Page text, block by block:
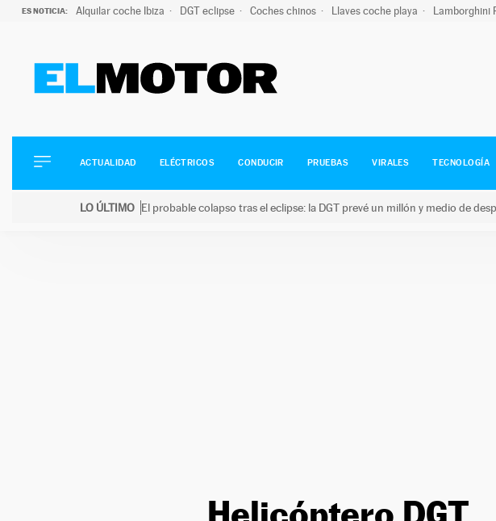
ES NOTICIA: Alquilar coche Ibiza DGT eclipse Coches chinos Llaves coche playa Lamborghini
ELÉCTRICOS
CONDUCIR
ACTUALIDAD ELÉCTRICOS CONDUCIR PRUEBAS VIRALES TECNOLOGÍA
LO ÚLTIMO El probable colapso tras el eclipse: la DGT prevé un millón y medio de